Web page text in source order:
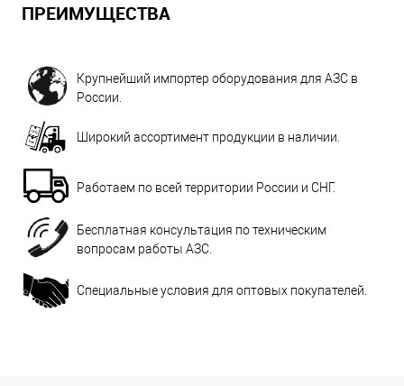
ПРЕИМУЩЕСТВА
Крупнейший импортер оборудования для АЗС в
России.
Широкий ассортимент продукции в наличии.
Работаем по всей территории России и СНГ.
Бесплатная консультация по техническим
вопросам работы АЗС.
Специальные условия для оптовых покупателей.